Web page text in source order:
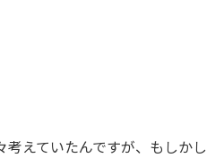
えていたんですが、もしかし